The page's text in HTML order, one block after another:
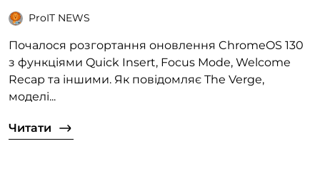
ProIT NEWS
Почалося розгортання оновлення ChromeOS 130
з функціями Quick Insert, Focus Mode, Welcome
Recap та іншими. Як повідомляє The Verge,
моделі...
Читати